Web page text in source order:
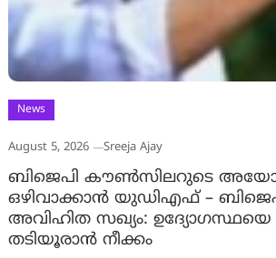
News
August 5, 2026 Sreeja Ajay
ബിജെപി കൗൺസിലറുടെ
ഒഴിവാക്കാൻ യുഡിഎഫ് –
അവിഹിത സഖ്യം: ഉദ്യോഗസ്ഥയെ
തടിയൂരാൻ നീക്കം